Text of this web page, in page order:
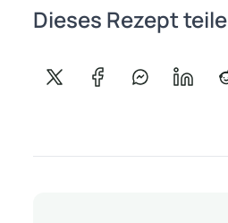
Dieses Rezept
Auf X teilenAuf Facebook teilen
Auf Auf